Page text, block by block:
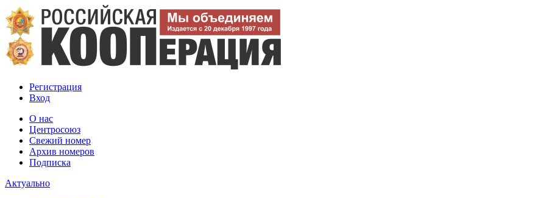
Регистрация
Вход
О нас
Центросоюз
Свежий номер
Архив номеров
Подписка
Актуально